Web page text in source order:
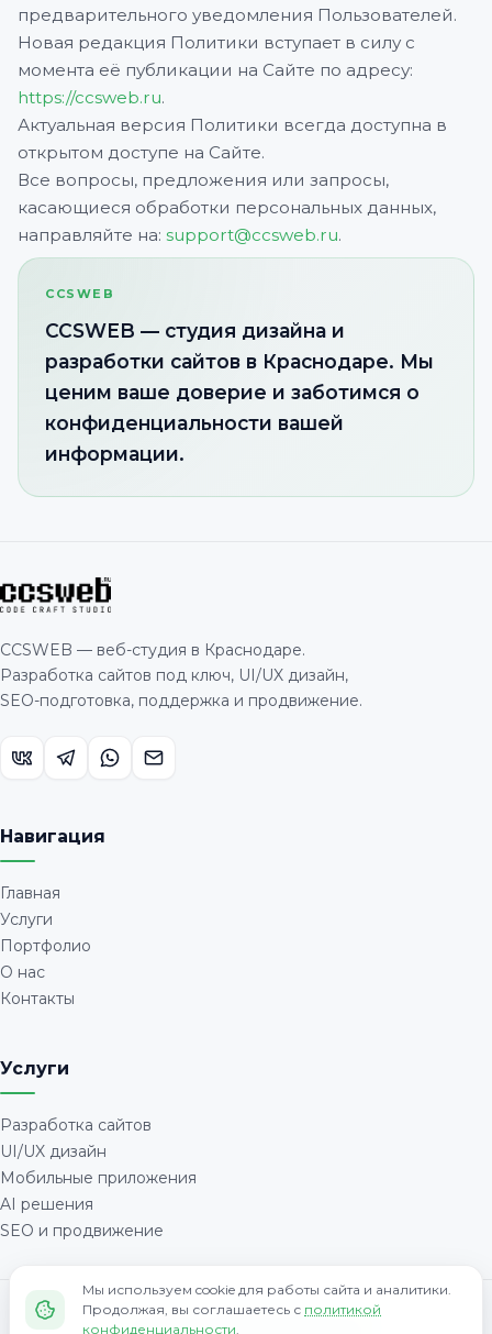
предварительного уведомления Пользователей.
Новая редакция Политики вступает в силу с
момента её публикации на Сайте по адресу:
https://ccsweb.ru.
Актуальная версия Политики всегда доступна в
открытом доступе на Сайте.
Все вопросы, предложения или запросы,
касающиеся обработки персональных данных,
направляйте на: support@ccsweb.ru.
CCSWEB
CCSWEB — студия дизайна и
разработки сайтов в Краснодаре. Мы
ценим ваше доверие и заботимся о
конфиденциальности вашей
информации.
CCSWEB — веб-студия в Краснодаре.
Разработка сайтов под ключ, UI/UX дизайн,
SEO-подготовка, поддержка и продвижение.
Навигация
Главная
Услуги
Портфолио
О нас
Контакты
Услуги
Разработка сайтов
UI/UX дизайн
Мобильные приложения
AI решения
SEO и продвижение
Политика конфиденциальности
Мы используем cookie для работы сайта и аналитики.
Продолжая, вы соглашаетесь с политикой
конфиденциальности.